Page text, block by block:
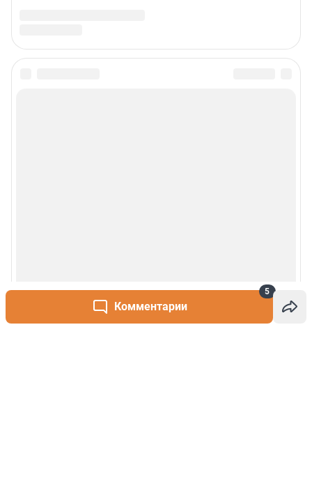
Комментарии
5